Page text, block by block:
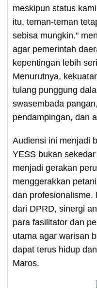
meskipun status
itu, teman-teman
sebisa mungkin."
agar pemerintah
kepentingan lebih
Menurutnya,
tulang punggung
swasembada
pendampingan, dan
Audiensi ini menjadi
YESS bukan
menjadi gerakan
menggerakkan
dan profesionalisme.
dari DPRD, sinergi
para fasilitator dan
utama agar warisan
dapat terus hidup
Maros.